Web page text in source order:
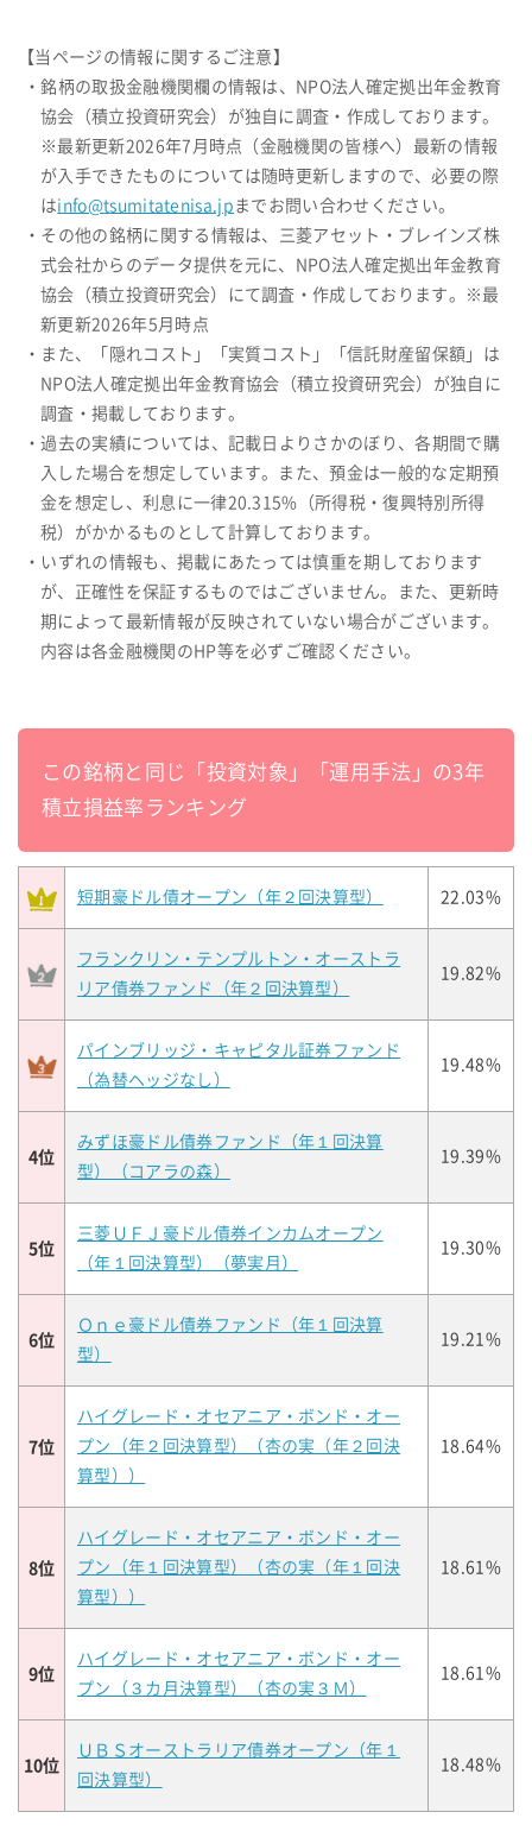
【当ページの情報に関するご注意】
・銘柄の取扱金融機関欄の情報は、NPO法人確定拠出年金教育
協会（積立投資研究会）が独自に調査・作成しております。
※最新更新2026年7月時点（金融機関の皆様へ）最新の情報
が入手できたものについては随時更新しますので、必要の際
はinfo@tsumitatenisa.jp までお問い合わせください。
・その他の銘柄に関する情報は、三菱アセット・ブレインズ株
式会社からのデータ提供を元に、NPO法人確定拠出年金教育
協会（積立投資研究会）にて調査・作成しております。※最
新更新2026年5月時点
・また、「隠れコスト」「実質コスト」「信託財産留保額」は
NPO法人確定拠出年金教育協会（積立投資研究会）が独自に
調査・掲載しております。
・過去の実績については、記載日よりさかのぼり、各期間で購
入した場合を想定しています。また、預金は一般的な定期預
金を想定し、利息に一律20.315%（所得税・復興特別所得
税）がかかるものとして計算しております。
・いずれの情報も、掲載にあたっては慎重を期しております
が、正確性を保証するものではございません。また、更新時
期によって最新情報が反映されていない場合がございます。
内容は各金融機関のHP等を必ずご確認ください。
この銘柄と同じ「投資対象」「運用手法」の3年
積立損益率ランキング
短期豪ドル債オープン（年２回決算型） 22.03%
フランクリン・テンプルトン・オーストラ
リア債券ファンド（年２回決算型）
19.82%
パインブリッジ・キャピタル証券ファンド
（為替ヘッジなし）
19.48%
4位
みずほ豪ドル債券ファンド（年１回決算
型）（コアラの森）
19.39%
5位
三菱ＵＦＪ豪ドル債券インカムオープン
（年１回決算型）（夢実月）
19.30%
6位
Ｏｎｅ豪ドル債券ファンド（年１回決算
型）
19.21%
7位
ハイグレード・オセアニア・ボンド・オー
プン（年２回決算型）（杏の実（年２回決
算型））
18.64%
8位
ハイグレード・オセアニア・ボンド・オー
プン（年１回決算型）（杏の実（年１回決
算型））
18.61%
9位
ハイグレード・オセアニア・ボンド・オー
プン（３カ月決算型）（杏の実３Ｍ）
18.61%
10位
ＵＢＳオーストラリア債券オープン（年１
回決算型）
18.48%